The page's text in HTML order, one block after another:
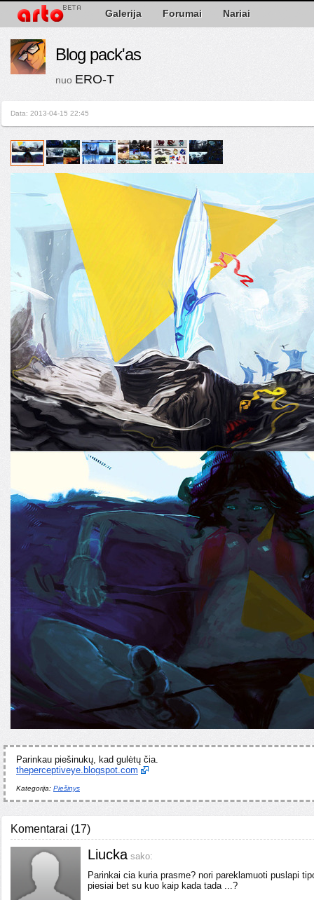
Galerija Forumai Nariai
Blog pack'as
nuo ERO-T
Data: 2013-04-15 22:45
Parinkau piešinukų, kad gulėtų čia.
theperceptiveye.blogspot.com
Kategorija: Piešinys
Komentarai (17)
Liucka sako:
Parinkai cia kuria prasme? nori pareklamuoti puslapi
piesiai bet su kuo kaip kada tada ...?